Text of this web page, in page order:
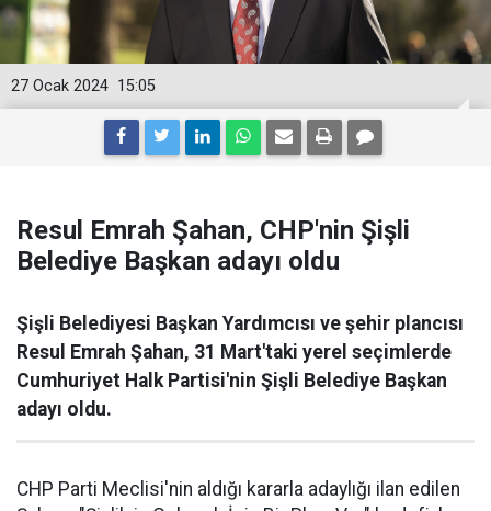
15:05
27 Ocak 2024
Resul Emrah Şahan, CHP'nin Şişli
Belediye Başkan adayı oldu
Şişli Belediyesi Başkan Yardımcısı ve şehir plancısı
Resul Emrah Şahan, 31 Mart'taki yerel seçimlerde
Cumhuriyet Halk Partisi'nin Şişli Belediye Başkan
adayı oldu.
CHP Parti Meclisi'nin aldığı kararla adaylığı ilan edilen